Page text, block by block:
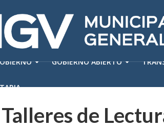
GOBIERNO ABIERTO
Talleres de